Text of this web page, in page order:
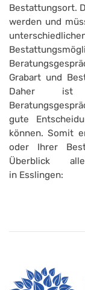
Bestattungsort.
werden und
Grabart und
Daher
gute
können. Somit
oder Ihrer
Überblick
in Esslingen: